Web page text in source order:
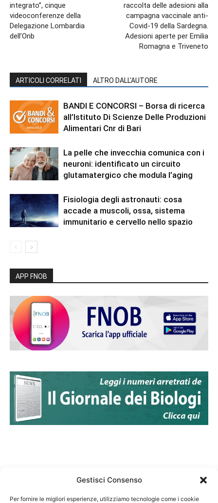
Gestisci Consenso
Per fornire le migliori esperienze, utilizziamo tecnologie come i cookie
integrato”, cinque
videoconferenze della
Delegazione Lombardia
dell’Onb
raccolta delle adesioni alla
campagna vaccinale anti-
Covid-19 della Sardegna.
Adesioni aperte per Emilia
Romagna e Triveneto
ARTICOLI CORRELATI ALTRO DALL'AUTORE
BANDI E CONCORSI – Borsa di ricerca
all’Istituto Di Scienze Delle Produzioni
Alimentari Cnr di Bari
La pelle che invecchia comunica con i
neuroni: identificato un circuito
glutamatergico che modula l’aging
Fisiologia degli astronauti: cosa
accade a muscoli, ossa, sistema
immunitario e cervello nello spazio
APP FNOB